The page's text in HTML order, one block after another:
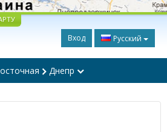
Вход Русский
Днепр